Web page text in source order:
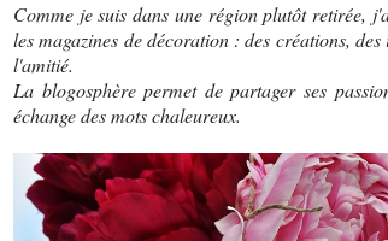
Comme je suis dans une région plutôt retirée,
les magazines de décoration : des créations,
l'amitié.
La blogosphère permet de partager ses
échange des mots chaleureux.